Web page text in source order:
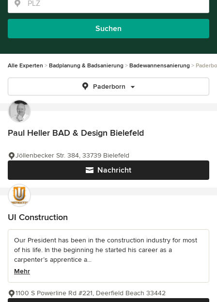
Suchen
Alle Experten Badplanung & Badsanierung Badewannensanierung
Paderborn
Paul Heller BAD & Design Bielefeld
Nachricht
Jöllenbecker Str. 384, 33739 Bielefeld
UI Construction
Our President has been in the construction industry for most
of his life. In the beginning he started his career as a
carpenter’s apprentice a...
Mehr
1100 S Powerline Rd #221, Deerfield Beach 33442